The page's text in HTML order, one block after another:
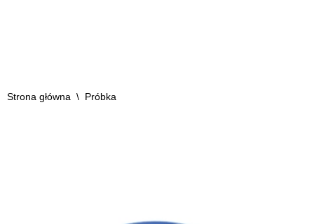
Strona główna \ Próbka